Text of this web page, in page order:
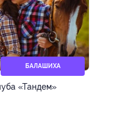
БАЛАШИХА
«Тандем»